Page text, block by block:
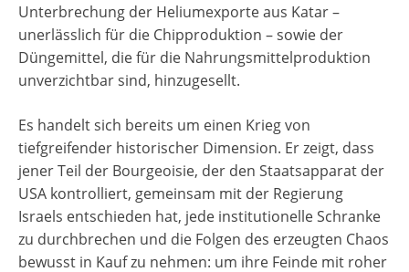
Unterbrechung der Heliumexporte aus Katar –
unerlässlich für die Chipproduktion – sowie der
Düngemittel, die für die Nahrungsmittelproduktion
unverzichtbar sind, hinzugesellt.
Es handelt sich bereits um einen Krieg von
tiefgreifender historischer Dimension. Er zeigt, dass
jener Teil der Bourgeoisie, der den Staatsapparat der
USA kontrolliert, gemeinsam mit der Regierung
Israels entschieden hat, jede institutionelle Schranke
zu durchbrechen und die Folgen des erzeugten Chaos
bewusst in Kauf zu nehmen: um ihre Feinde mit roher